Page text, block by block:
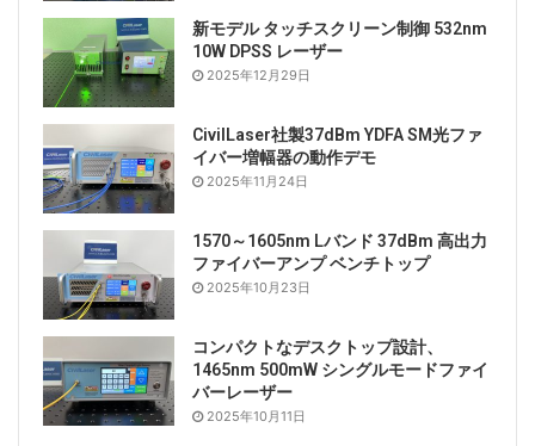
新モデル タッチスクリーン制御 532nm
10W DPSS レーザー
2025年12月29日
CivilLaser社製37dBm YDFA SM光ファ
イバー増幅器の動作デモ
2025年11月24日
1570～1605nm Lバンド 37dBm 高出力
ファイバーアンプ ベンチトップ
2025年10月23日
コンパクトなデスクトップ設計、
1465nm 500mW シングルモードファイ
バーレーザー
2025年10月11日